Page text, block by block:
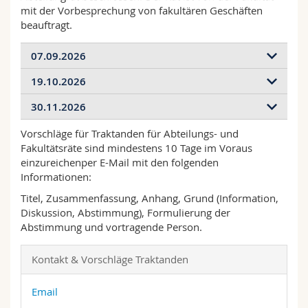
Math.-Nat. und Med. Fak.
Interfakultär
Mitarbeitende
Doktorierende
Webmail
Vorlesungsverzeichnis
MyUnifr
mit der Vorbesprechung von fakultären Geschäften
beauftragt.
07.09.2026
Start: 17:15 Uhr
Ort zu bestätigen
Eingabefrist für Vorschläge Tranktanden:
27. August 2026 | 12:00 Uhr
19.10.2026
Start: 17:15 Uhr
Eingabefrist für Vorschläge Tranktanden :
8. Oktober 2026 | 12:00 Uhr
30.11.2026
Start: 17:15 Uhr
Ort zu bestätigen
Eingabefrist für Vorschläge Tranktanden
Vorschläge für Traktanden für Abteilungs- und
Fakultätsräte sind mindestens 10 Tage im Voraus
einzureichenper E-Mail mit den folgenden
Informationen:
Titel, Zusammenfassung, Anhang, Grund (Information,
Diskussion, Abstimmung), Formulierung der
Abstimmung und vortragende Person.
Kontakt & Vorschläge Traktanden
Email